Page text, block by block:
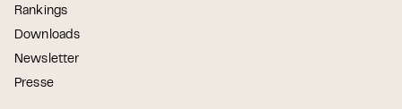
Rankings
Downloads
Newsletter
Presse